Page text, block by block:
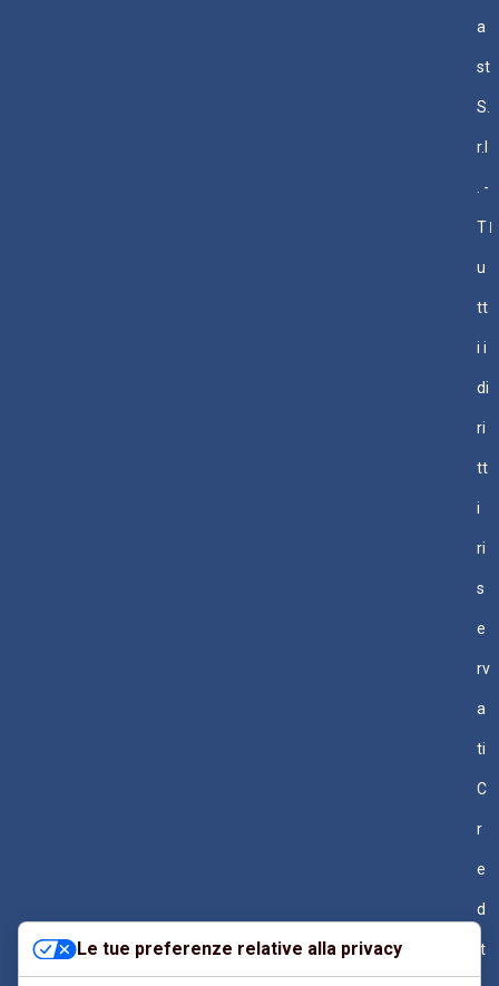
a
st
S.
r.l
. -
T
u
tt
i i
di
ri
tt
i
ri
s
e
rv
a
ti
C
r
e
d
it
Le tue preferenze relative alla privacy